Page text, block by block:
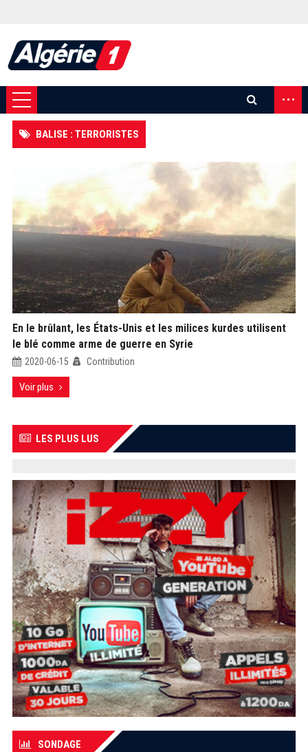
...
BALISE : TERRORISTES
En le brûlant, les États-Unis et les milices kurdes utilisent
le blé comme arme de guerre en Syrie
2020-06-15 Contribution
Voir plus
LES PLUS LUS
SONDAGE